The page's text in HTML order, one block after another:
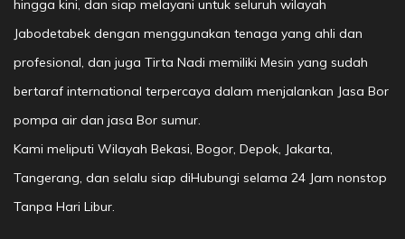
hingga kini, dan siap melayani untuk seluruh wilayah
Jabodetabek dengan menggunakan tenaga yang ahli dan
profesional, dan juga Tirta Nadi memiliki Mesin yang sudah
bertaraf international terpercaya dalam menjalankan Jasa Bor
pompa air dan jasa Bor sumur.
Kami meliputi Wilayah Bekasi, Bogor, Depok, Jakarta,
Tangerang, dan selalu siap diHubungi selama 24 Jam nonstop
Tanpa Hari Libur.